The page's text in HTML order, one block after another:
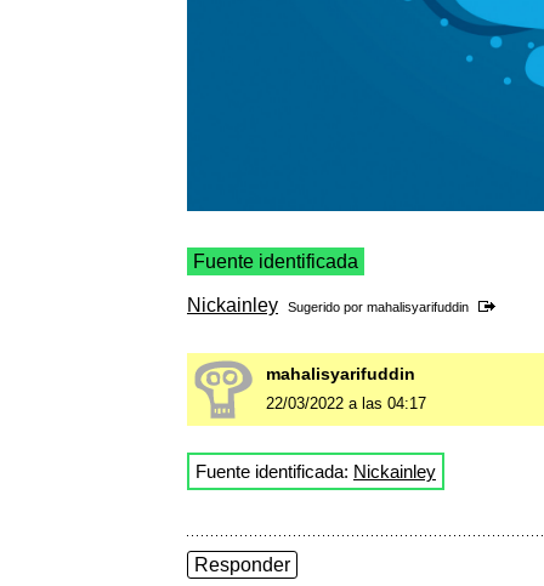
Fuente identificada
Nickainley Sugerido por mahalisyarifuddin
mahalisyarifuddin
22/03/2022 a las 04:17
Fuente identificada: Nickainley
Responder